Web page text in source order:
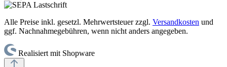
Alle Preise inkl. gesetzl. Mehrwertsteuer zzgl. Versandkosten und
ggf. Nachnahmegebühren, wenn nicht anders angegeben.
Realisiert mit Shopware